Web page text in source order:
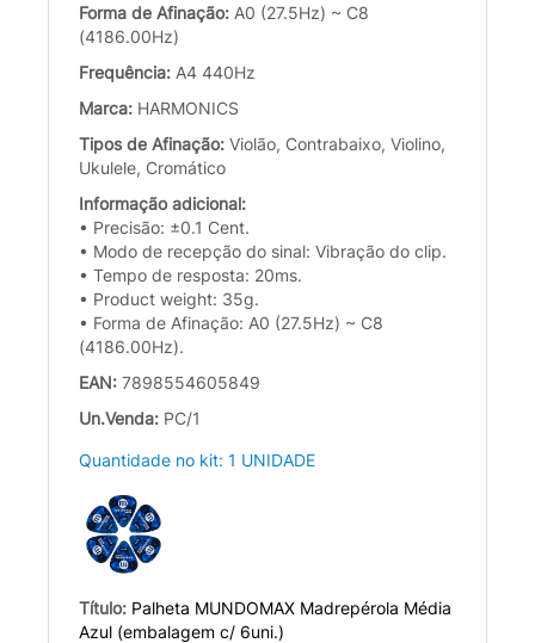
Forma de Afinação: A0 (27.5Hz) ~ C8
(4186.00Hz)
Frequência: A4 440Hz
Marca: HARMONICS
Tipos de Afinação: Violão, Contrabaixo, Violino,
Ukulele, Cromático
Informação adicional:
• Precisão: ±0.1 Cent.
• Modo de recepção do sinal: Vibração do clip.
• Tempo de resposta: 20ms.
• Product weight: 35g.
• Forma de Afinação: A0 (27.5Hz) ~ C8
(4186.00Hz).
EAN: 7898554605849
Un.Venda: PC/1
Quantidade no kit: 1 UNIDADE
Título: Palheta MUNDOMAX Madrepérola Média
Azul (embalagem c/ 6uni.)